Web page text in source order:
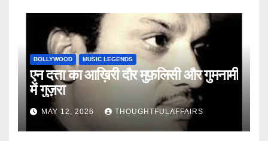
BOLLYWOOD MUSIC LEGENDS
एन दत्ता का आख़िरी दौर मुफ़लिसी और गुमनामी
में गुज़रा
MAY 12, 2026 THOUGHTFULAFFAIRS